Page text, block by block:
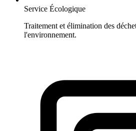
Service Écologique
Traitement et élimination des
l'environnement.